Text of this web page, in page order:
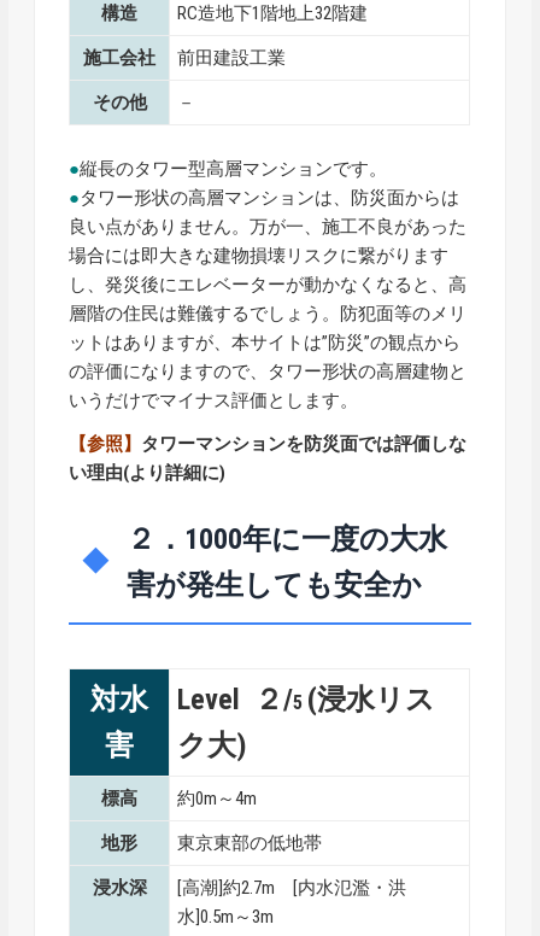
構造 RC造地下1階地上32階建
施工会社 前田建設工業
その他 －
●縦長のタワー型高層マンションです。
●タワー形状の高層マンションは、防災面からは
良い点がありません。万が一、施工不良があった
場合には即大きな建物損壊リスクに繋がります
し、発災後にエレベーターが動かなくなると、高
層階の住民は難儀するでしょう。防犯面等のメリ
ットはありますが、本サイトは”防災”の観点から
の評価になりますので、タワー形状の高層建物と
いうだけでマイナス評価とします。
【参照】 タワーマンションを防災面では評価しな
い理由(より詳細に)
２．1000年に一度の大水
害が発生しても安全か
対水
害
Level ２/5 (浸水リス
ク大)
標高 約0m～4m
地形 東京東部の低地帯
浸水深
[高潮]約2.7m [内水氾濫・洪
水]0.5m～3m